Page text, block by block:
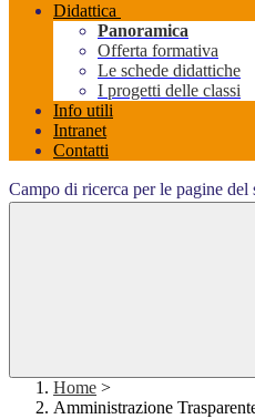
Didattica
Panoramica
Offerta formativa
Le schede didattiche
I progetti delle classi
Info utili
Intranet
Contatti
Campo di ricerca per le pagine del
Home >
Amministrazione